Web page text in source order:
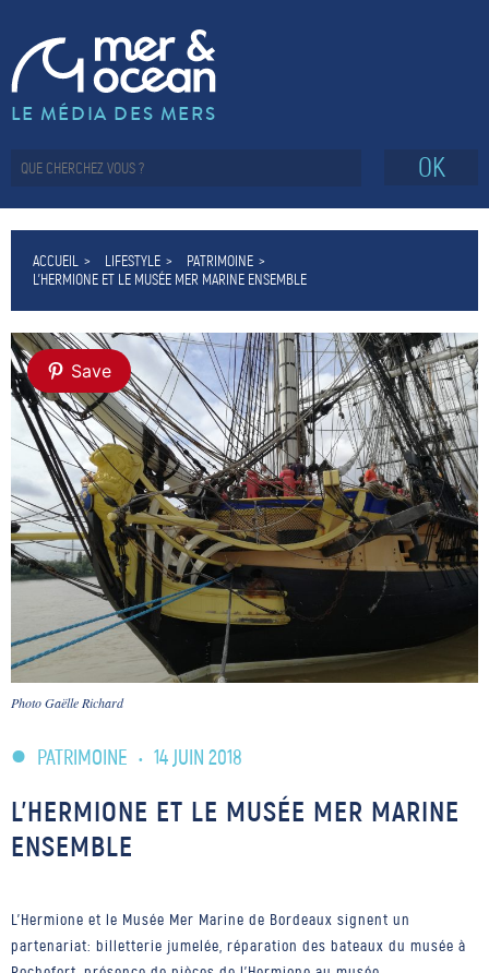
LE MÉDIA DES MERS
OK
ACCUEIL LIFESTYLE
PATRIMOINE
L’HERMIONE ET LE MUSÉE MER MARINE ENSEMBLE
Save
Photo Gaëlle Richard
PATRIMOINE • 14 JUIN 2018
L’HERMIONE ET LE MUSÉE MER MARINE
ENSEMBLE
L'Hermione et le Musée Mer Marine de Bordeaux signent un
partenariat: billetterie jumelée, réparation des bateaux du musée à